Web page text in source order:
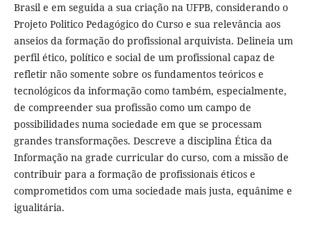
Brasil e em seguida a sua criação na UFPB, considerando o
Projeto Politico Pedagógico do Curso e sua relevância aos
anseios da formação do profissional arquivista. Delineia um
perfil ético, político e social de um profissional capaz de
refletir não somente sobre os fundamentos teóricos e
tecnológicos da informação como também, especialmente,
de compreender sua profissão como um campo de
possibilidades numa sociedade em que se processam
grandes transformações. Descreve a disciplina Ética da
Informação na grade curricular do curso, com a missão de
contribuir para a formação de profissionais éticos e
comprometidos com uma sociedade mais justa, equânime e
igualitária.